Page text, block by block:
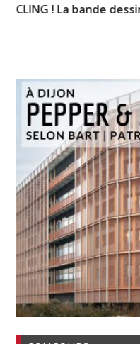
CLING ! La bande